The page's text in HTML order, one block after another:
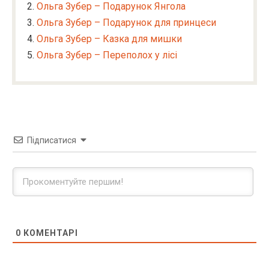
Ольга Зубер – Подарунок Янгола
Ольга Зубер – Подарунок для принцеси
Ольга Зубер – Казка для мишки
Ольга Зубер – Переполох у лісі
Підписатися
0 КОМЕНТАРІ